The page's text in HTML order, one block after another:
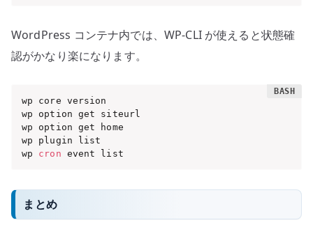
WordPress コンテナ内では、WP-CLI が使えると状態確
認がかなり楽になります。
wp core version
wp option get siteurl
wp option get home
wp plugin list
wp cron event list
まとめ